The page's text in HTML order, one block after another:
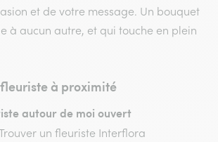
et de votre message. Un bouquet
à aucun autre, et qui touche en plein
à proximité
autour de moi ouvert
un fleuriste Interflora